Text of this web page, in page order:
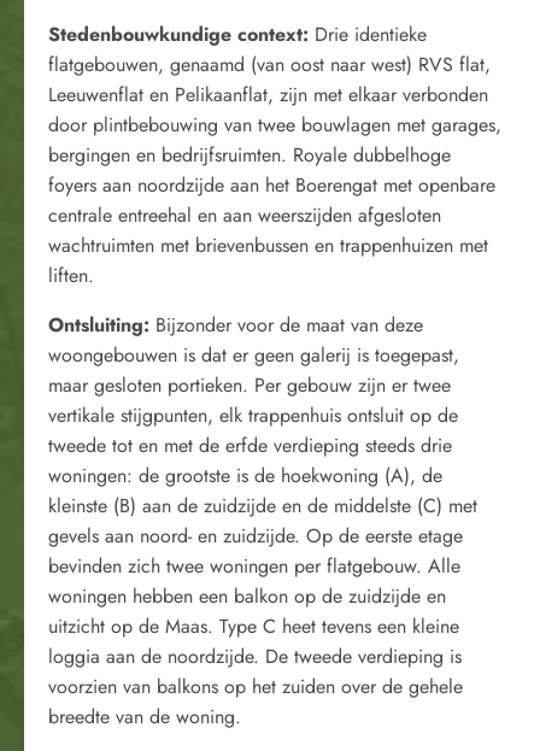
Stedenbouwkundige context: Drie identieke
flatgebouwen, genaamd (van oost naar west) RVS flat,
Leeuwenflat en Pelikaanflat, zijn met elkaar verbonden
door plintbebouwing van twee bouwlagen met garages,
bergingen en bedrijfsruimten. Royale dubbelhoge
foyers aan noordzijde aan het Boerengat met openbare
centrale entreehal en aan weerszijden afgesloten
wachtruimten met brievenbussen en trappenhuizen met
liften.
Ontsluiting: Bijzonder voor de maat van deze
woongebouwen is dat er geen galerij is toegepast,
maar gesloten portieken. Per gebouw zijn er twee
vertikale stijgpunten, elk trappenhuis ontsluit op de
tweede tot en met de erfde verdieping steeds drie
woningen: de grootste is de hoekwoning (A), de
kleinste (B) aan de zuidzijde en de middelste (C) met
gevels aan noord- en zuidzijde. Op de eerste etage
bevinden zich twee woningen per flatgebouw. Alle
woningen hebben een balkon op de zuidzijde en
uitzicht op de Maas. Type C heet tevens een kleine
loggia aan de noordzijde. De tweede verdieping is
voorzien van balkons op het zuiden over de gehele
breedte van de woning.